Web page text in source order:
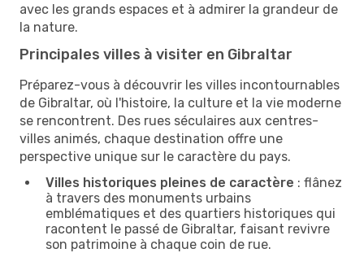
avec les grands espaces et à admirer la grandeur de
la nature.
Principales villes à visiter en Gibraltar
Préparez-vous à découvrir les villes incontournables
de Gibraltar, où l'histoire, la culture et la vie moderne
se rencontrent. Des rues séculaires aux centres-
villes animés, chaque destination offre une
perspective unique sur le caractère du pays.
Villes historiques pleines de caractère : flânez
à travers des monuments urbains
emblématiques et des quartiers historiques qui
racontent le passé de Gibraltar, faisant revivre
son patrimoine à chaque coin de rue.